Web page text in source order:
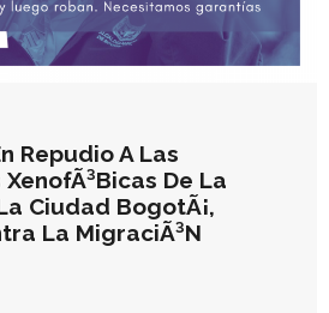
Repudio A Las
De La
Ciudad BogotÃ¡,
La MigraciÃ³n